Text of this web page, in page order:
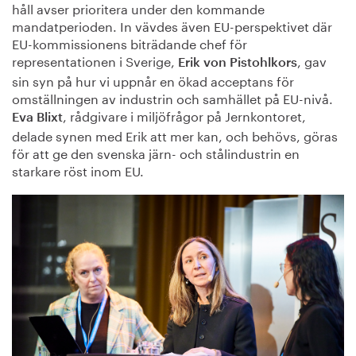
håll avser prioritera under den kommande
mandatperioden. In vävdes även EU-perspektivet där
EU-kommissionens biträdande chef för
representationen i Sverige,
Erik von Pistohlkors , gav
sin syn på hur vi uppnår en ökad acceptans för
omställningen av industrin och samhället på EU-nivå.
Eva Blixt
, rådgivare i miljöfrågor på Jernkontoret,
delade synen med Erik att mer kan, och behövs, göras
för att ge den svenska järn- och stålindustrin en
starkare röst inom EU.